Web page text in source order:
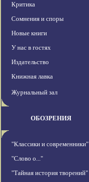
Критика
Сомнения и споры
Новые книги
У нас в гостях
Издательство
Книжная лавка
Журнальный зал
ОБОЗРЕНИЯ
"Классики и современники"
"Слово о..."
"Тайная история творений"